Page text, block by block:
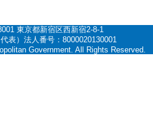
東京都新宿区西新宿2-8-1
表）法人番号：8000020130001
Government. All Rights Reserved.